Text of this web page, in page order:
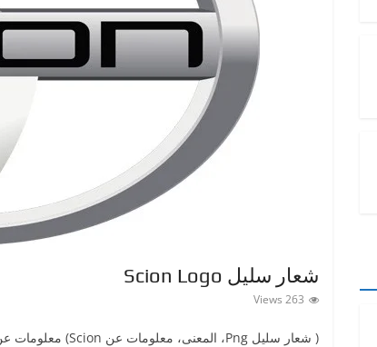
ي
شعار سليل Scion Logo
263 Views
( شعار سليلPng ‎، المعنى، معلومات عن Scion) معلومات عن